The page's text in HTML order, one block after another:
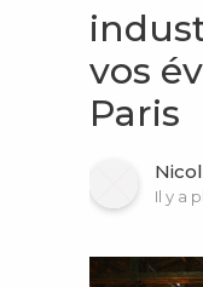
vos
Paris
Il y a